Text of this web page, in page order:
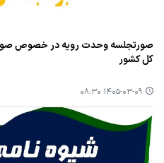
کل کشور
۱۴۰۵-۰۳-۰۹ ۰۸:۳۰